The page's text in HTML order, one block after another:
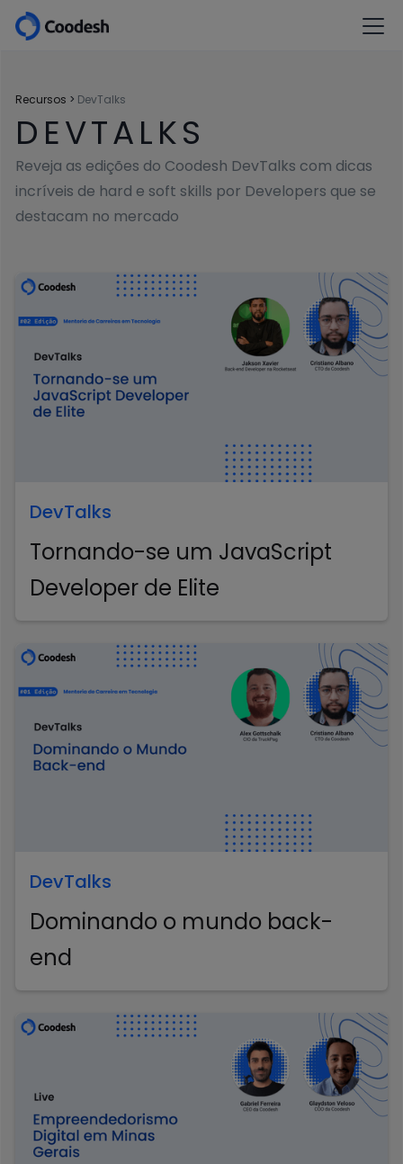
Recursos > DevTalks
DEVTALKS
Reveja as edições do Coodesh DevTalks com dicas
incríveis de hard e soft skills por Developers que se
destacam no mercado
DevTalks
Tornando-se um JavaScript
Developer de Elite
DevTalks
Dominando o mundo back-
end